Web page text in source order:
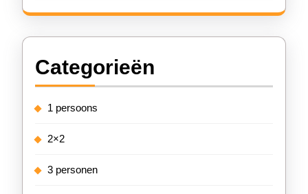
Categorieën
1 persoons
2×2
3 personen